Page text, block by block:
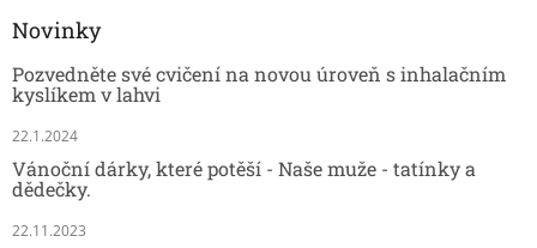
Novinky
Pozvedněte své cvičení na novou úroveň s inhalačním
kyslíkem v lahvi
22.1.2024
Vánoční dárky, které potěší - Naše muže - tatínky a
dědečky.
22.11.2023